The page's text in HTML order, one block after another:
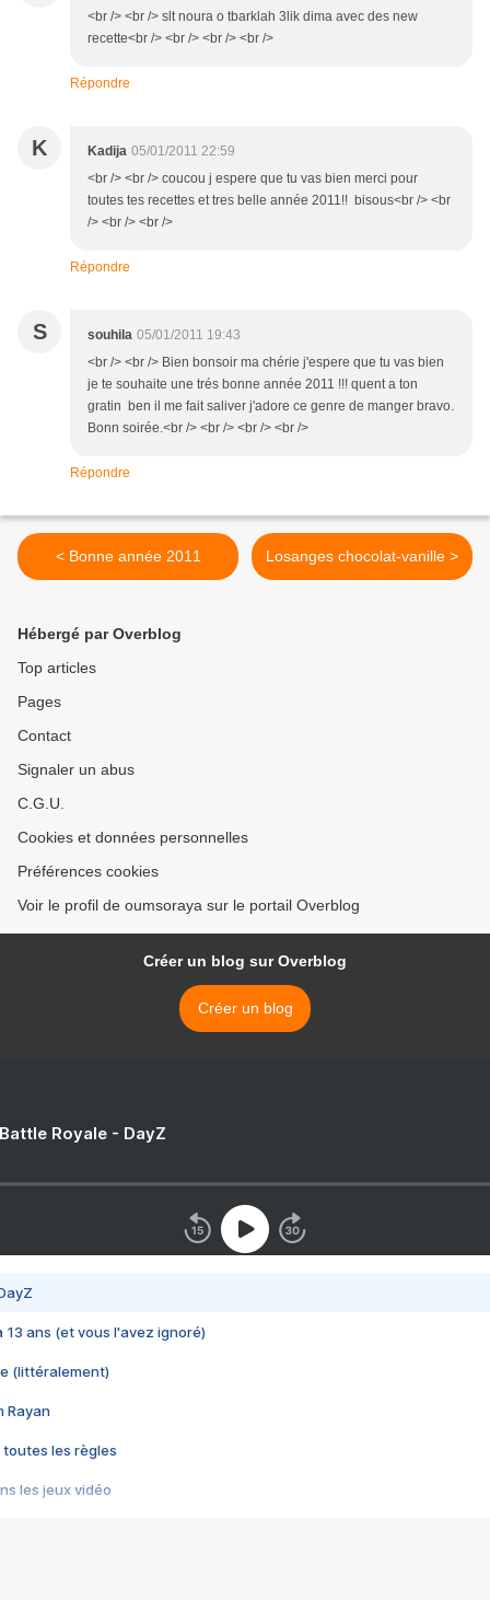
<br /> <br /> slt noura o tbarklah 3lik dima avec des new
recette<br /> <br /> <br /> <br />
Répondre
K Kadija 05/01/2011 22:59
<br /> <br /> coucou j espere que tu vas bien merci pour
toutes tes recettes et tres belle année 2011!! bisous<br /> <br
/> <br /> <br />
Répondre
S souhila 05/01/2011 19:43
<br /> <br /> Bien bonsoir ma chérie j'espere que tu vas bien
je te souhaite une trés bonne année 2011 !!! quent a ton
gratin ben il me fait saliver j'adore ce genre de manger bravo.
Bonn soirée.<br /> <br /> <br /> <br />
Répondre
< Bonne année 2011 Losanges chocolat-vanille >
Hébergé par Overblog
Top articles
Pages
Contact
Signaler un abus
C.G.U.
Cookies et données personnelles
Préférences cookies
Voir le profil de oumsoraya sur le portail Overblog
Créer un blog sur Overblog
Créer un blog
Royale - DayZ
13 ans (et vous l'avez ignoré)
(littéralement)
Rayan
toutes les règles
les jeux vidéo